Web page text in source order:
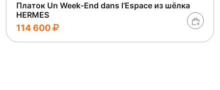
Платок Un Week‑End dans l’Espace из шёлка
HERMES
114 600